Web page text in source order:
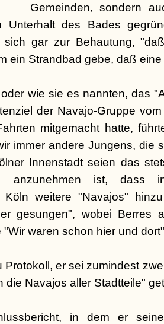
Gemeinden, sondern
Unterhalt des Bades
sich gar zur Behautung,
ein Strandbad gebe, daß
wie sie es nannten, das
der Navajo-Gruppe
mitgemacht hatte,
immer andere Jungens, die
Innenstadt seien das
anzunehmen ist, dass
Köln weitere "Navajos"
gesungen", wobei Berres
"Wir waren schon hier und
Protokoll, er sei zumindest
die Navajos aller Stadtteile"
in dem er